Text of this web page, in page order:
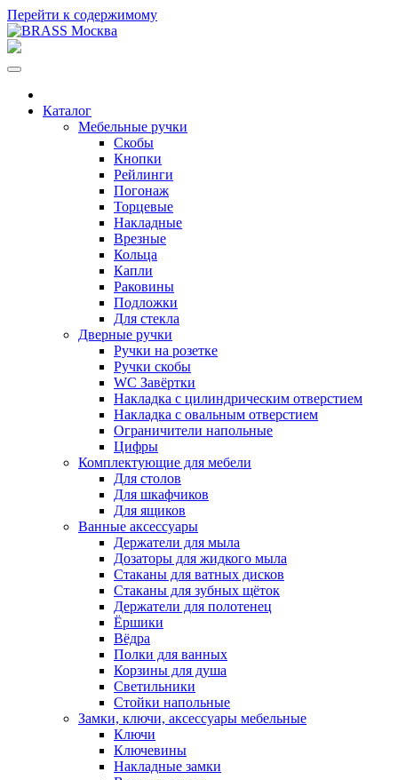
Перейти к содержимому
Каталог
Мебельные ручки
Скобы
Кнопки
Рейлинги
Погонаж
Торцевые
Накладные
Врезные
Кольца
Капли
Раковины
Подложки
Для стекла
Дверные ручки
Ручки на розетке
Ручки скобы
WC Завёртки
Накладка с цилиндрическим отверстием
Накладка с овальным отверстием
Ограничители напольные
Цифры
Комплектующие для мебели
Для столов
Для шкафчиков
Для ящиков
Ванные аксессуары
Держатели для мыла
Дозаторы для жидкого мыла
Стаканы для ватных дисков
Стаканы для зубных щёток
Держатели для полотенец
Ёршики
Вёдра
Полки для ванных
Корзины для душа
Светильники
Стойки напольные
Замки, ключи, аксессуары мебельные
Ключи
Ключевины
Накладные замки